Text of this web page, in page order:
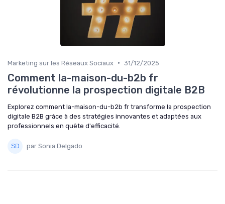
Marketing sur les Réseaux Sociaux • 31/12/2025
Comment la-maison-du-b2b fr
révolutionne la prospection digitale B2B
Explorez comment la-maison-du-b2b fr transforme la prospection
digitale B2B grâce à des stratégies innovantes et adaptées aux
professionnels en quête d'efficacité.
par Sonia Delgado